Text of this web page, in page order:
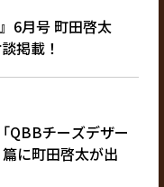
6月号 町田啓太
掲載！
QBBチーズデザー
に町田啓太が出